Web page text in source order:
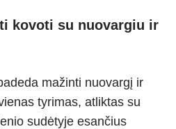
kovoti su nuovargiu ir
mažinti nuovargį ir
tyrimas, atliktas su
sudėtyje esančius